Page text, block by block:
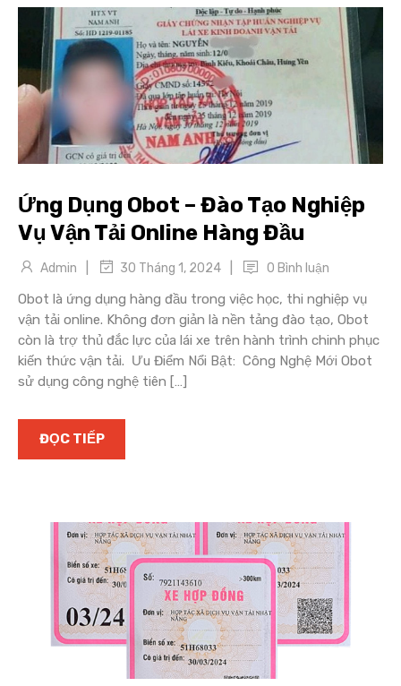
Ứng Dụng Obot – Đào Tạo Nghiệp
Vụ Vận Tải Online Hàng Đầu
Admin 30 Tháng 1, 2024 0 Bình luận
Obot là ứng dụng hàng đầu trong việc học, thi nghiệp vụ
vận tải online. Không đơn giản là nền tảng đào tạo, Obot
còn là trợ thủ đắc lực của lái xe trên hành trình chinh phục
kiến thức vận tải. Ưu Điểm Nổi Bật: Công Nghệ Mới Obot
sử dụng công nghệ tiên […]
ĐỌC TIẾP